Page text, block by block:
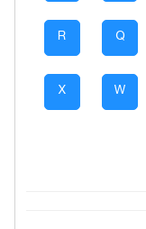
Q
R
W
X